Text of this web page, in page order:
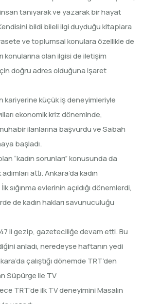
tanıyarak ve yazarak bir hayat
bildi bileli ilgi duyduğu kitaplara
ve toplumsal konulara özellikle de
konularına olan ilgisi de iletişim
doğru adres olduğuna işaret
kariyerine küçük iş deneyimleriyle
ekonomik kriz döneminde,
ilanlarına başvurdu ve Sabah
başladı.
“kadın sorunları” konusunda da
attı. Ankara’da kadın
sığınma evlerinin açıldığı dönemlerdi,
de kadın hakları savunuculuğu
il gezip, gazeteciliğe devam etti. Bu
anladı, neredeyse haftanın yedi
çalıştığı dönemde TRT’den
Süpürge ile TV
TRT’de ilk TV deneyimini Masalın